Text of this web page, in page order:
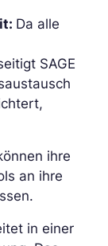
Da alle
SAGE
ihre
an ihre
in einer